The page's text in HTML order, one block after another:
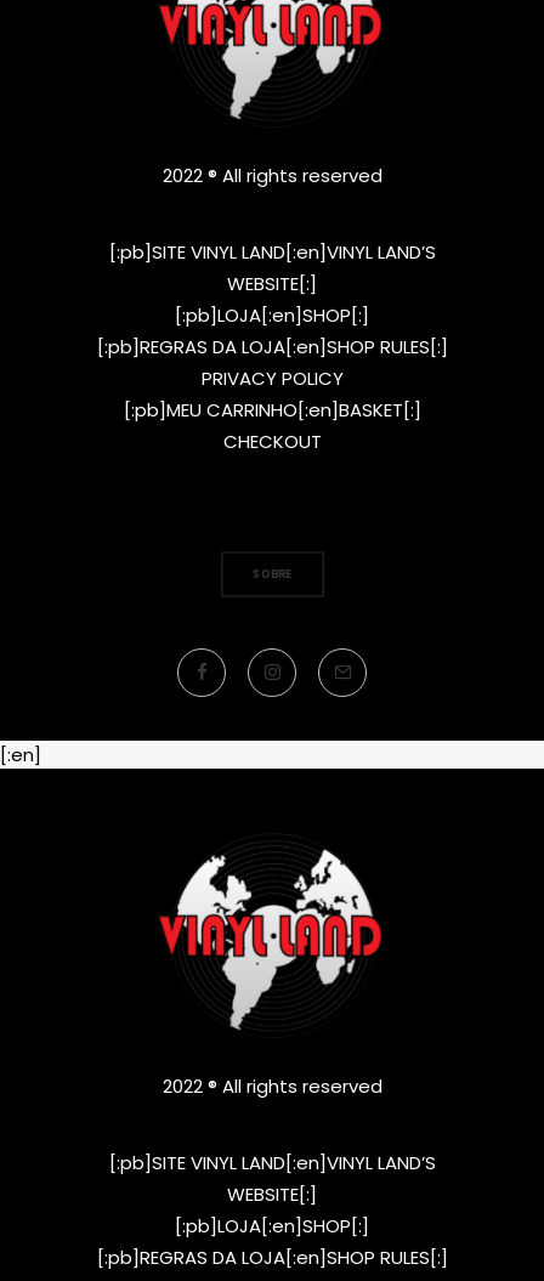
2022 ® All rights reserved
[:pb]SITE VINYL LAND[:en]VINYL LAND’S
WEBSITE[:]
[:pb]LOJA[:en]SHOP[:]
[:pb]REGRAS DA LOJA[:en]SHOP RULES[:]
PRIVACY POLICY
[:pb]MEU CARRINHO[:en]BASKET[:]
CHECKOUT
SOBRE
[:en]
2022 ® All rights reserved
[:pb]SITE VINYL LAND[:en]VINYL LAND’S
WEBSITE[:]
[:pb]LOJA[:en]SHOP[:]
[:pb]REGRAS DA LOJA[:en]SHOP RULES[:]